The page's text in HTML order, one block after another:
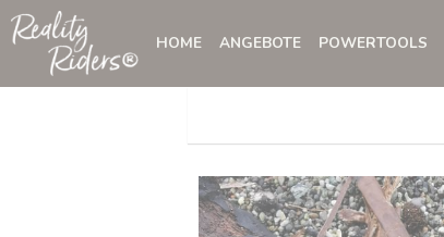
HOME ANGEBOTE POWERTOOLS